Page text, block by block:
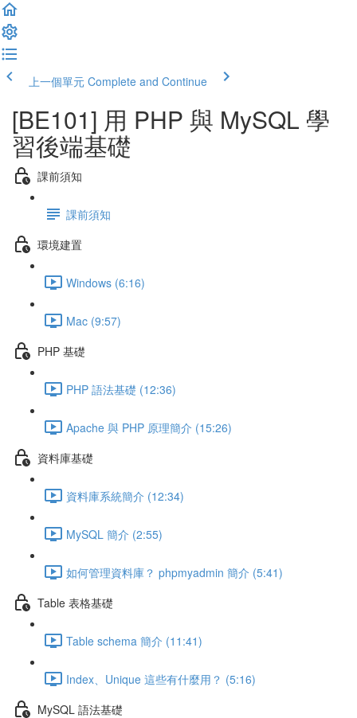
上一個單元 Complete and Continue
[BE101] 用 PHP 與 MySQL 學
習後端基礎
課前須知
課前須知
環境建置
Windows (6:16)
Mac (9:57)
PHP 基礎
PHP 語法基礎 (12:36)
Apache 與 PHP 原理簡介 (15:26)
資料庫基礎
資料庫系統簡介 (12:34)
MySQL 簡介 (2:55)
如何管理資料庫？ phpmyadmin 簡介 (5:41)
Table 表格基礎
Table schema 簡介 (11:41)
Index、Unique 這些有什麼用？ (5:16)
MySQL 語法基礎